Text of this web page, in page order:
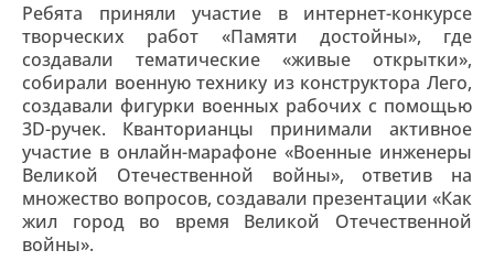
Ребята приняли участие в интернет-конкурсе
творческих работ «Памяти достойны», где
создавали тематические «живые открытки»,
собирали военную технику из конструктора Лего,
создавали фигурки военных рабочих c помощью
3D-ручек. Кванторианцы принимали активное
участие в онлайн-марафоне «Военные инженеры
Великой Отечественной войны», ответив на
множество вопросов, создавали презентации «Как
жил город во время Великой Отечественной
войны».